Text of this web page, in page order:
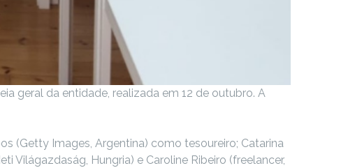
geral da entidade, realizada em 12 de outubro. A
(Getty Images, Argentina) como tesoureiro; Catarina
Világazdaság, Hungria) e Caroline Ribeiro (freelancer,